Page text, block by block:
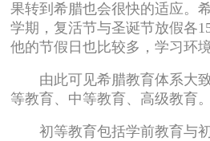
果转到希腊也会很快的适应。
学期，复活节与圣诞节放假各
他的节假日也比较多，学习环
由此可见希腊教育体系大致
等教育、中等教育、高级教育。
初等教育包括学前教育与初